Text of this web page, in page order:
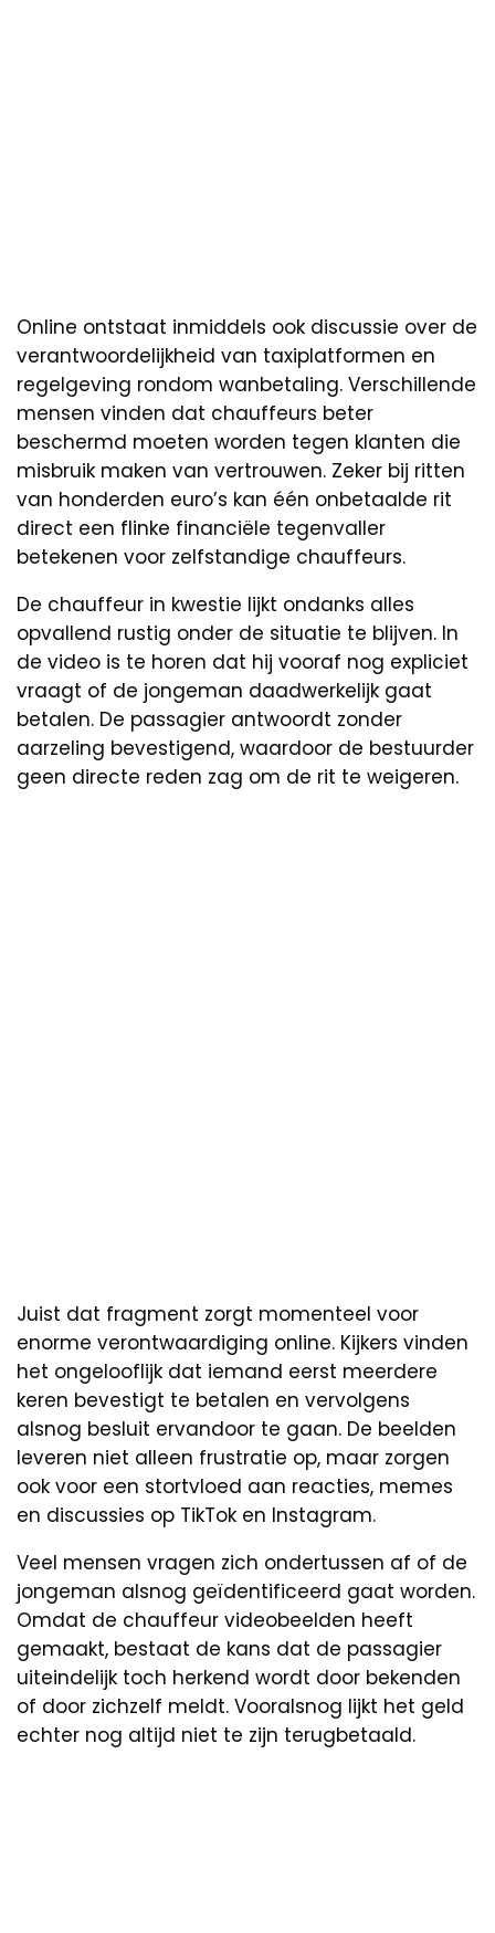
Online ontstaat inmiddels ook discussie over de
verantwoordelijkheid van taxiplatformen en
regelgeving rondom wanbetaling. Verschillende
mensen vinden dat chauffeurs beter
beschermd moeten worden tegen klanten die
misbruik maken van vertrouwen. Zeker bij ritten
van honderden euro’s kan één onbetaalde rit
direct een flinke financiële tegenvaller
betekenen voor zelfstandige chauffeurs.
De chauffeur in kwestie lijkt ondanks alles
opvallend rustig onder de situatie te blijven. In
de video is te horen dat hij vooraf nog expliciet
vraagt of de jongeman daadwerkelijk gaat
betalen. De passagier antwoordt zonder
aarzeling bevestigend, waardoor de bestuurder
geen directe reden zag om de rit te weigeren.
Juist dat fragment zorgt momenteel voor
enorme verontwaardiging online. Kijkers vinden
het ongelooflijk dat iemand eerst meerdere
keren bevestigt te betalen en vervolgens
alsnog besluit ervandoor te gaan. De beelden
leveren niet alleen frustratie op, maar zorgen
ook voor een stortvloed aan reacties, memes
en discussies op TikTok en Instagram.
Veel mensen vragen zich ondertussen af of de
jongeman alsnog geïdentificeerd gaat worden.
Omdat de chauffeur videobeelden heeft
gemaakt, bestaat de kans dat de passagier
uiteindelijk toch herkend wordt door bekenden
of door zichzelf meldt. Vooralsnog lijkt het geld
echter nog altijd niet te zijn terugbetaald.